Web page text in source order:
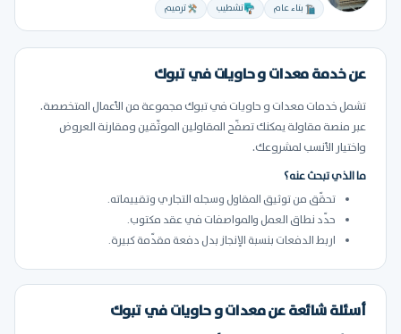
بناء عام تشطيب ترميم
عن خدمة معدات و حاويات في تبوك
تشمل خدمات معدات و حاويات في تبوك مجموعة من الأعمال المتخصصة.
عبر منصة مقاولة يمكنك تصفّح المقاولين الموثّقين ومقارنة العروض
واختيار الأنسب لمشروعك.
ما الذي تبحث عنه؟
تحقّق من توثيق المقاول وسجله التجاري وتقييماته.
حدّد نطاق العمل والمواصفات في عقد مكتوب.
اربط الدفعات بنسبة الإنجاز بدل دفعة مقدّمة كبيرة.
أسئلة شائعة عن معدات و حاويات في تبوك